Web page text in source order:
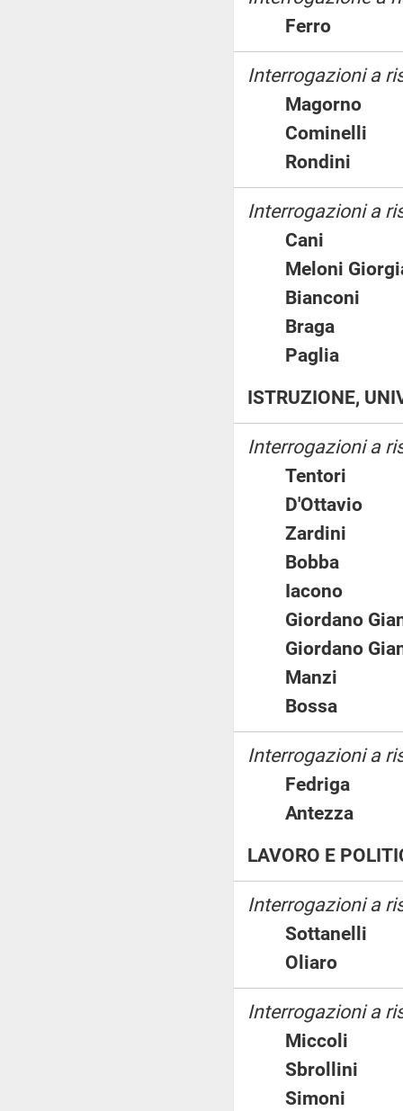
Ferro
Interrogazioni a
Magorno
Rondini
Interrogazioni a
Cani
Meloni
Bianconi
Braga
Paglia
ISTRUZIONE,
Interrogazioni a
Tentori
D'Ottavio
Zardini
Bobba
Iacono
Giordano
Giordano
Manzi
Bossa
Interrogazioni a
Fedriga
Antezza
LAVORO E
Interrogazioni a
Oliaro
Interrogazioni a
Miccoli
Sbrollini
Simoni